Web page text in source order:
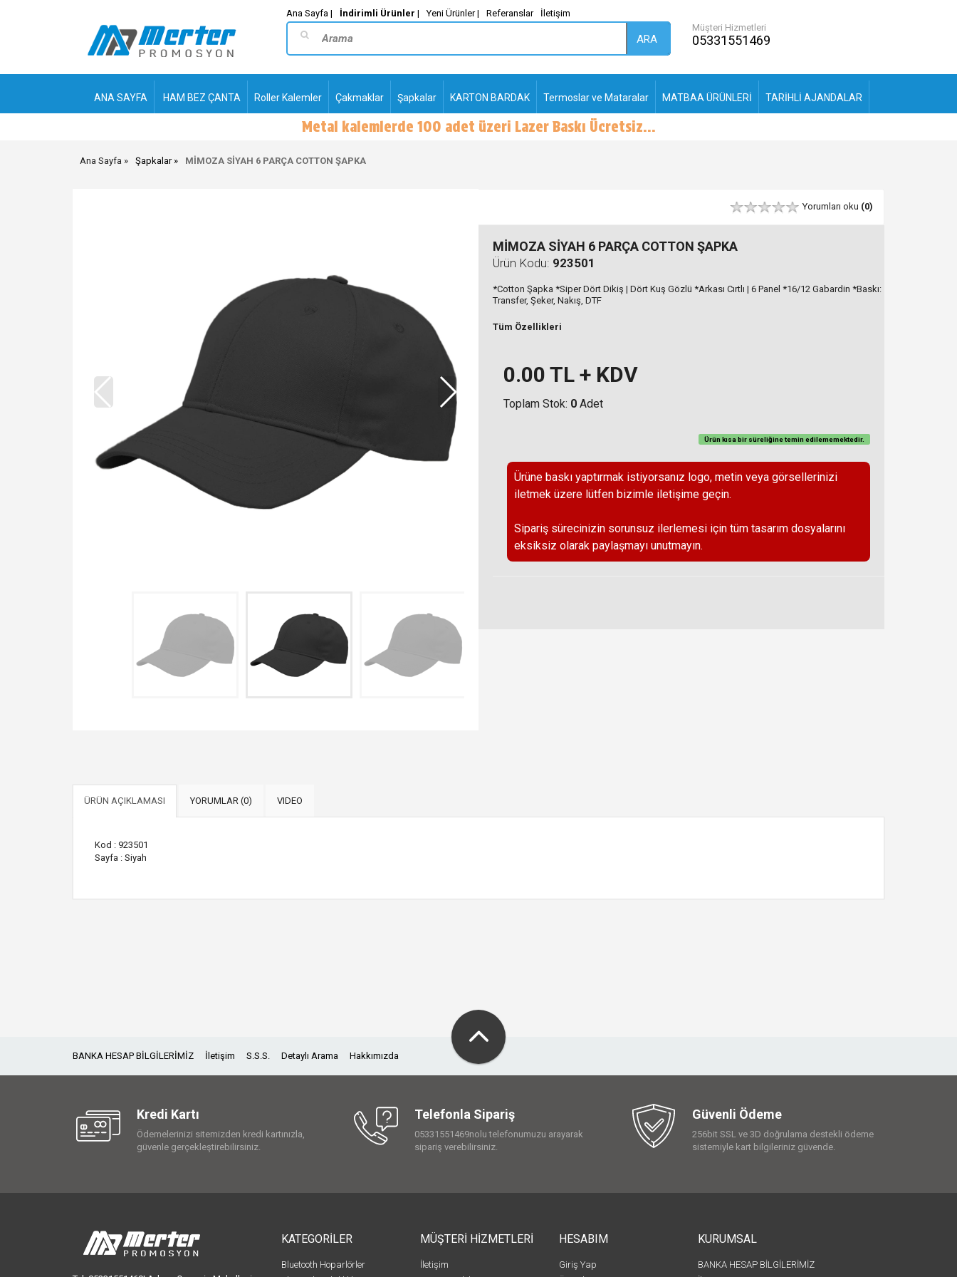
Ana Sayfa | İndirimli Ürünler | Yeni Ürünler | Referanslar İletişim
ARA
Müşteri Hizmetleri
05331551469
ANA SAYFA HAM BEZ ÇANTA Roller Kalemler Çakmaklar Şapkalar KARTON BARDAK Termoslar ve Mataralar MATBAA ÜRÜNLERİ TARİHLİ AJANDALAR
PLASTİK TÜKENMEZ
-
Ana Sayfa Şapkalar MİMOZA SİYAH 6 PARÇA COTTON ŞAPKA
Yorumları oku (0)
MİMOZA SİYAH 6 PARÇA COTTON ŞAPKA
Ürün Kodu: 923501
*Cotton Şapka *Siper Dört Dikiş | Dört Kuş Gözlü *Arkası Cırtlı | 6 Panel *16/12 Gabardin *Baskı:
Transfer, Şeker, Nakış, DTF
Tüm Özellikleri
0.00 TL + KDV
Toplam Stok: 0 Adet
Ürün kısa bir süreliğine teminedilememektedir.
Ürüne baskı yaptırmak istiyorsanız logo, metin veya görsellerinizi
iletmek üzere lütfen bizimle iletişime geçin.
Sipariş sürecinizin sorunsuz ilerlemesi için tüm tasarım dosyalarını
eksiksiz olarak paylaşmayı unutmayın.
ÜRÜN AÇIKLAMASI YORUMLAR (0) VIDEO
Kod : 923501
Sayfa : Siyah
BANKA HESAP BİLGİLERİMİZ İletişim S.S.S. Detaylı Arama Hakkımızda
Kredi Kartı
Ödemelerinizi sitemizden kredi kartınızla,
güvenle gerçekleştirebilirsiniz.
Telefonla Sipariş
05331551469nolu telefonumuzu arayarak
sipariş verebilirsiniz.
Güvenli Ödeme
256bit SSL ve 3D doğrulama destekli ödeme
sistemiyle kart bilgileriniz güvende.
KATEGORİLER
Bluetooth Hoparlörler
MÜŞTERİ HİZMETLERİ
İletişim
HESABIM
Giriş Yap
KURUMSAL
BANKA HESAP BİLGİLERİMİZ